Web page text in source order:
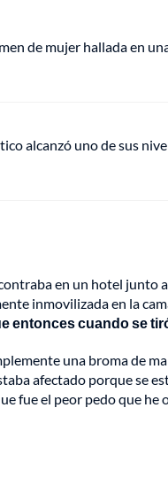
de mujer hallada en
alcanzó uno de sus
en un hotel junto
inmovilizada en la
entonces cuando se
una broma de
afectado porque se
fue el peor pedo que he